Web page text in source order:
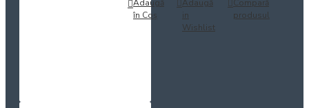
Adaugă
în Coş
Adaugă
in
Wishlist
Compară
produsul